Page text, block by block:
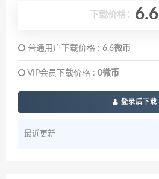
下载价格： 6.6
普通用户下载价格 : 6.6微币
VIP会员下载价格 : 0微币
登录后下载
最近更新